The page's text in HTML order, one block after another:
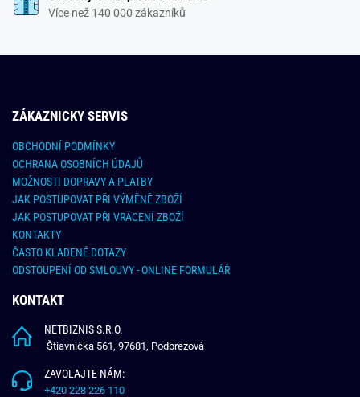
Více než 140 000 zákazníků
ZÁKAZNICKY SERVIS
OBCHODNÍ PODMÍNKY
OCHRANA OSOBNÍCH ÚDAJŮ
MOŽNOSTI DOPRAVY A PLATBY
JAK POSTUPOVAT PŘI VÝMĚNĚ ZBOŽÍ
JAK POSTUPOVAT PŘI VRÁCENÍ ZBOŽÍ
KONTAKTY
ČASTO KLADENÉ DOTAZY
ODSTOUPENÍ OD SMLOUVY - ONLINE FORMULÁŘ
KONTAKT
NETBIZNIS S.R.O.
Štiavnička 561, 97681, Podbrezová
ZAVOLAJTE NÁM:
+420 228 226 110